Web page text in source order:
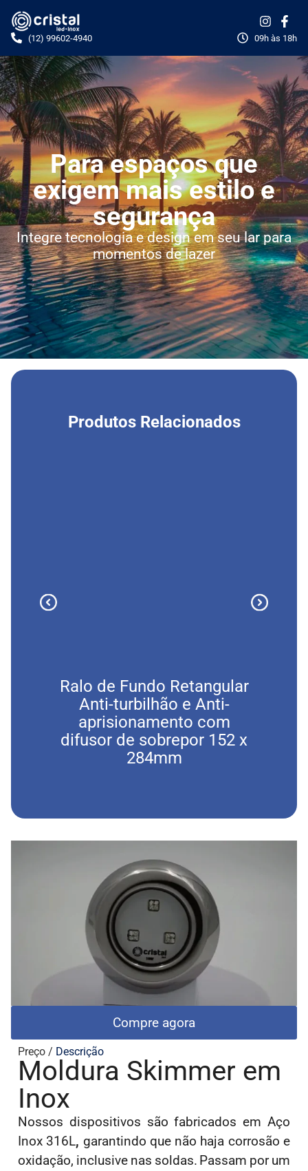
(12) 99602-4940 09h às 18h
Para espaços que
exigem mais estilo e
segurança
Integre tecnologia e design em seu lar para
momentos de lazer
Produtos Relacionados
Ralo de Fundo Retangular
Anti-turbilhão e Anti-
aprisionamento com
difusor de sobrepor 152 x
284mm
Compre agora
Preço / Descrição
Moldura Skimmer em
Inox
Nossos dispositivos são fabricados em Aço
Inox 316L, garantindo que não haja corrosão e
oxidação, inclusive nas soldas. Passam por um